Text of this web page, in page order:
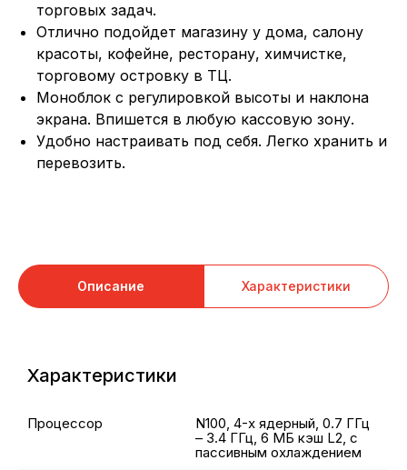
торговых задач.
Отлично подойдет магазину у дома, салону
красоты, кофейне, ресторану, химчистке,
торговому островку в ТЦ.
Моноблок с регулировкой высоты и наклона
экрана. Впишется в любую кассовую зону.
Удобно настраивать под себя. Легко хранить и
перевозить.
Описание Характеристики
Характеристики
Процессор
N100, 4-х ядерный, 0.7 ГГц
– 3.4 ГГц, 6 МБ кэш L2, с
пассивным охлаждением